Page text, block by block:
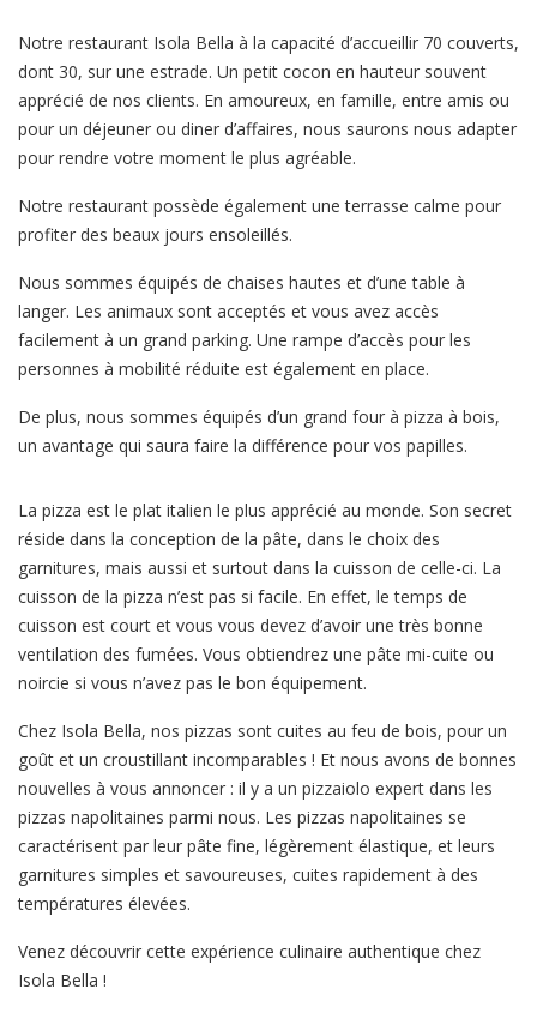
Notre restaurant Isola Bella à la capacité d’accueillir 70 couverts,
dont 30, sur une estrade. Un petit cocon en hauteur souvent
apprécié de nos clients. En amoureux, en famille, entre amis ou
pour un déjeuner ou diner d’affaires, nous saurons nous adapter
pour rendre votre moment le plus agréable.
Notre restaurant possède également une terrasse calme pour
profiter des beaux jours ensoleillés.
Nous sommes équipés de chaises hautes et d’une table à
langer. Les animaux sont acceptés et vous avez accès
facilement à un grand parking. Une rampe d’accès pour les
personnes à mobilité réduite est également en place.
De plus, nous sommes équipés d’un grand four à pizza à bois,
un avantage qui saura faire la différence pour vos papilles.
La pizza est le plat italien le plus apprécié au monde. Son secret
réside dans la conception de la pâte, dans le choix des
garnitures, mais aussi et surtout dans la cuisson de celle-ci. La
cuisson de la pizza n’est pas si facile. En effet, le temps de
cuisson est court et vous vous devez d’avoir une très bonne
ventilation des fumées. Vous obtiendrez une pâte mi-cuite ou
noircie si vous n’avez pas le bon équipement.
Chez Isola Bella, nos pizzas sont cuites au feu de bois, pour un
goût et un croustillant incomparables ! Et nous avons de bonnes
nouvelles à vous annoncer : il y a un pizzaiolo expert dans les
pizzas napolitaines parmi nous. Les pizzas napolitaines se
caractérisent par leur pâte fine, légèrement élastique, et leurs
garnitures simples et savoureuses, cuites rapidement à des
températures élevées.
Venez découvrir cette expérience culinaire authentique chez
Isola Bella !